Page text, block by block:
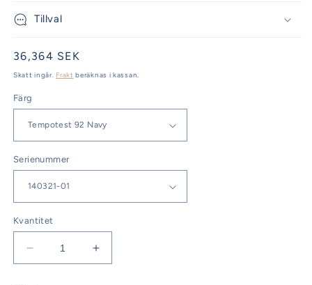
Tillval
Ordinarie
pris
36,364 SEK
Skatt ingår. Frakt beräknas i kassan.
Färg
Serienummer
Kvantitet
Minska
kvantitet
Öka
kvantitet